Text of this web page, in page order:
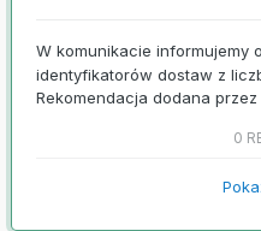
W komunikacie informujemy
identyfikatorów dostaw z
Rekomendacja dodana przez
0